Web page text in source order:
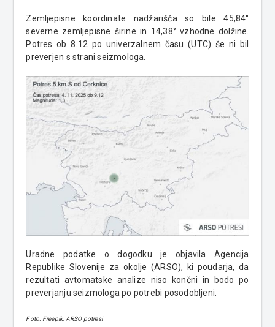
Zemljepisne koordinate nadžarišča so bile 45,84°
severne zemljepisne širine in 14,38° vzhodne dolžine.
Potres ob 8.12 po univerzalnem času (UTC) še ni bil
preverjen s strani seizmologa.
Uradne podatke o dogodku je objavila Agencija
Republike Slovenije za okolje (ARSO), ki poudarja, da
rezultati avtomatske analize niso končni in bodo po
preverjanju seizmologa po potrebi posodobljeni.
Foto: Freepik, ARSO potresi